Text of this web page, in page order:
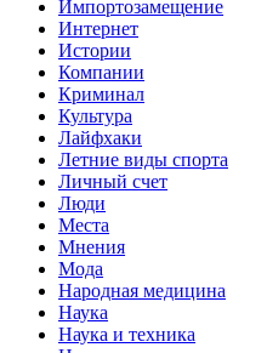
Импортозамещение
Интернет
Истории
Компании
Криминал
Культура
Лайфхаки
Летние виды спорта
Личный счет
Люди
Места
Мнения
Мода
Народная медицина
Наука
Наука и техника